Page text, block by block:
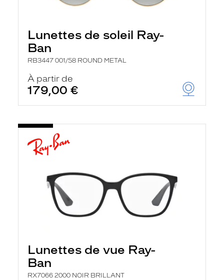
Lunettes de soleil Ray-
Ban
RB3447 001/58 ROUND METAL
À partir de
179,00 €
Lunettes de vue Ray-
Ban
RX7066 2000 NOIR BRILLANT